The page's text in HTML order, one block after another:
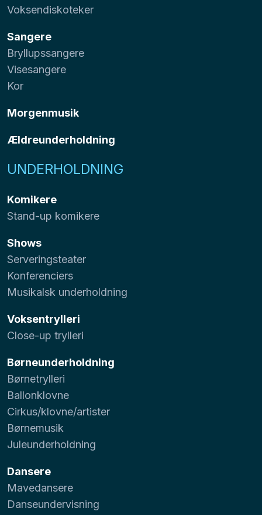
Voksendiskoteker
Sangere
Bryllupssangere
Visesangere
Kor
Morgenmusik
Ældreunderholdning
UNDERHOLDNING
Komikere
Stand-up komikere
Shows
Serveringsteater
Konferenciers
Musikalsk underholdning
Voksentrylleri
Close-up trylleri
Børneunderholdning
Børnetrylleri
Ballonklovne
Cirkus/klovne/artister
Børnemusik
Juleunderholdning
Dansere
Mavedansere
Danseundervisning